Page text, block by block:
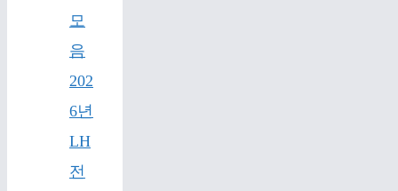
모
음
202
6년
LH
전